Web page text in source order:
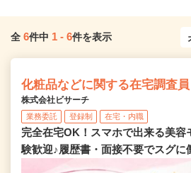
全 6件中 1 - 6件を表示
化粧品などに関する在宅調査
株式会社ビサーチ
業務委託 登録制 在宅・内職
完全在宅OK！スマホで出来る美容
験歓迎♪履歴書・面接不要でスグに